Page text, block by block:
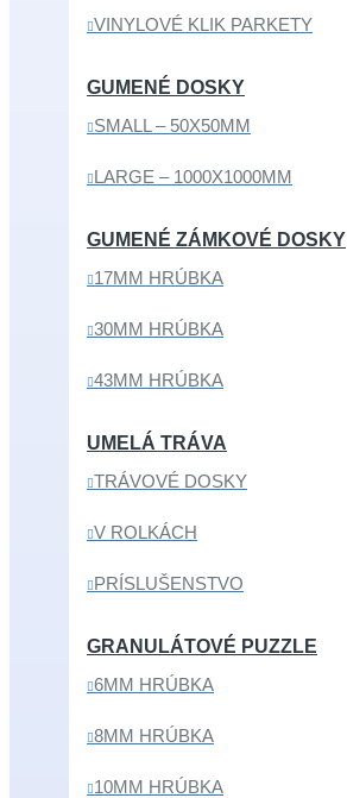
VINYLOVÉ KLIK PARKETY
GUMENÉ DOSKY
SMALL – 50X50MM
LARGE – 1000X1000MM
GUMENÉ ZÁMKOVÉ DOSKY
17MM HRÚBKA
30MM HRÚBKA
43MM HRÚBKA
UMELÁ TRÁVA
TRÁVOVÉ DOSKY
V ROLKÁCH
PRÍSLUŠENSTVO
GRANULÁTOVÉ PUZZLE
6MM HRÚBKA
8MM HRÚBKA
10MM HRÚBKA